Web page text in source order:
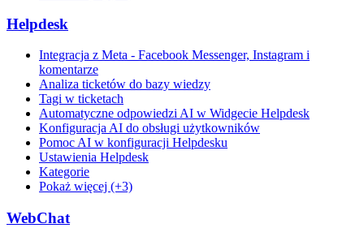
Helpdesk
Integracja z Meta - Facebook Messenger, Instagram i
komentarze
Analiza ticketów do bazy wiedzy
Tagi w ticketach
Automatyczne odpowiedzi AI w Widgecie Helpdesk
Konfiguracja AI do obsługi użytkowników
Pomoc AI w konfiguracji Helpdesku
Ustawienia Helpdesk
Kategorie
Pokaż więcej (+3)
WebChat